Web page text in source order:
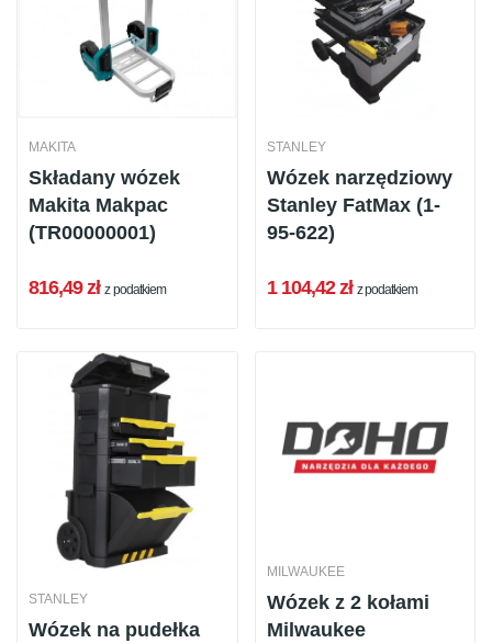
MAKITA
Składany wózek
Makita Makpac
(TR00000001)
816,49 zł z podatkiem
STANLEY
Wózek narzędziowy
Stanley FatMax (1-
95-622)
1 104,42 zł z podatkiem
STANLEY
Wózek na pudełka
MILWAUKEE
Wózek z 2 kołami
Milwaukee